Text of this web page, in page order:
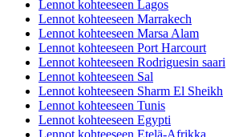
Lennot kohteeseen Lagos
Lennot kohteeseen Marrakech
Lennot kohteeseen Marsa Alam
Lennot kohteeseen Port Harcourt
Lennot kohteeseen Rodriguesin saari
Lennot kohteeseen Sal
Lennot kohteeseen Sharm El Sheikh
Lennot kohteeseen Tunis
Lennot kohteeseen Egypti